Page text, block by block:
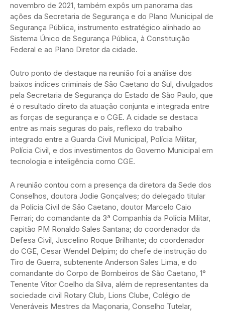
novembro de 2021, também expôs um panorama das
ações da Secretaria de Segurança e do Plano Municipal de
Segurança Pública, instrumento estratégico alinhado ao
Sistema Único de Segurança Pública, à Constituição
Federal e ao Plano Diretor da cidade.
Outro ponto de destaque na reunião foi a análise dos
baixos índices criminais de São Caetano do Sul, divulgados
pela Secretaria de Segurança do Estado de São Paulo, que
é o resultado direto da atuação conjunta e integrada entre
as forças de segurança e o CGE. A cidade se destaca
entre as mais seguras do país, reflexo do trabalho
integrado entre a Guarda Civil Municipal, Polícia Militar,
Polícia Civil, e dos investimentos do Governo Municipal em
tecnologia e inteligência como CGE.
A reunião contou com a presença da diretora da Sede dos
Conselhos, doutora Jodie Gonçalves; do delegado titular
da Polícia Civil de São Caetano, doutor Marcelo Caio
Ferrari; do comandante da 3ª Companhia da Polícia Militar,
capitão PM Ronaldo Sales Santana; do coordenador da
Defesa Civil, Juscelino Roque Brilhante; do coordenador
do CGE, Cesar Wendel Delpim; do chefe de instrução do
Tiro de Guerra, subtenente Anderson Sales Lima, e do
comandante do Corpo de Bombeiros de São Caetano, 1°
Tenente Vitor Coelho da Silva, além de representantes da
sociedade civil Rotary Club, Lions Clube, Colégio de
Veneráveis Mestres da Maçonaria, Conselho Tutelar,